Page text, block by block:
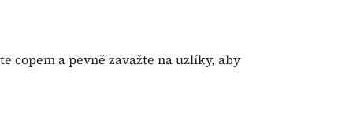
copem a pevně zavažte na uzlíky, aby